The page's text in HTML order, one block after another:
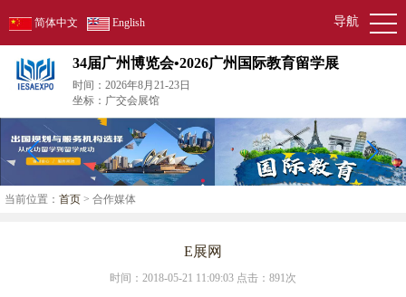
简体中文 English 导航
34届广州博览会•2026广州国际教育留学展
时间：2026年8月21-23日
坐标：广交会展馆
当前位置： 首页 > 合作媒体
E展网
时间：2018-05-21 11:09:03 点击： 891次